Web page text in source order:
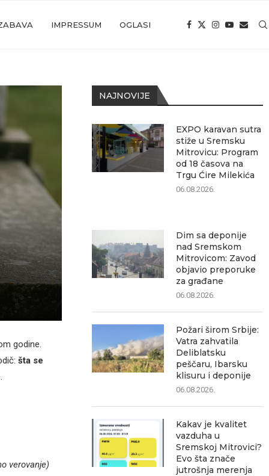
IMPRESSUM OGLASI
godine.
šta se
verovanje)
NAJNOVIJE
EXPO karavan sutra
stiže u Sremsku
Mitrovicu: Program
od 18 časova na
Trgu Ćire Milekića
06.08.2026.
Dim sa deponije
nad Sremskom
Mitrovicom: Zavod
objavio preporuke
za građane
06.08.2026.
Požari širom Srbije:
Vatra zahvatila
Deliblatsku
peščaru, Ibarsku
klisuru i deponije
06.08.2026.
Kakav je kvalitet
vazduha u
Sremskoj Mitrovici?
Evo šta znače
jutrošnja merenja